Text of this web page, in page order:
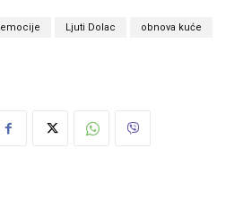
emocije Ljuti Dolac obnova kuće